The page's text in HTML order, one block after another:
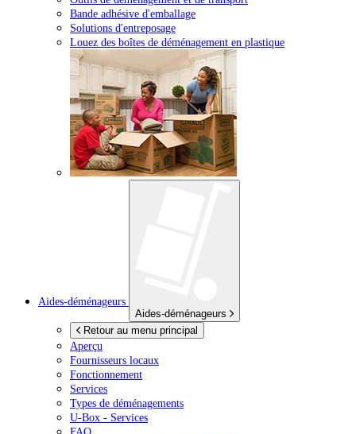
Bande adhésive d'emballage
Solutions d'entreposage
Louez des boîtes de déménagement en plastique
Aides-déménageurs
Aides-déménageurs
Retour au menu principal
Aperçu
Fournisseurs locaux
Fonctionnement
Services
Types de déménagements
U-Box - Services
FAQ